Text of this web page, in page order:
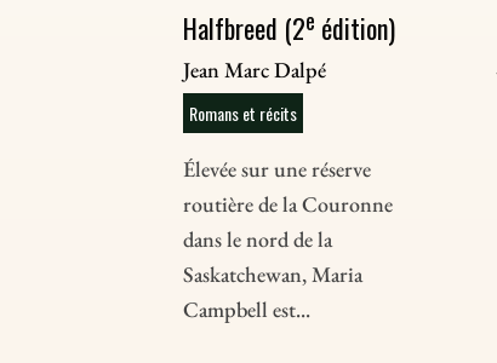
Halfbreed (2e édition)
Jean Marc Dalpé
Romans et récits
Élevée sur une réserve
routière de la Couronne
dans le nord de la
Saskatchewan, Maria
Campbell est...